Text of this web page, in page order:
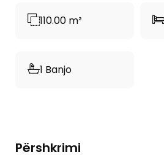
110.00 m²
1 Banjo
Përshkrimi